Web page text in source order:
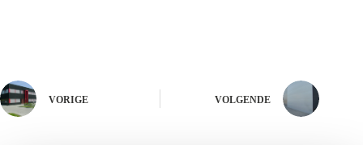
VORIGE VOLGENDE